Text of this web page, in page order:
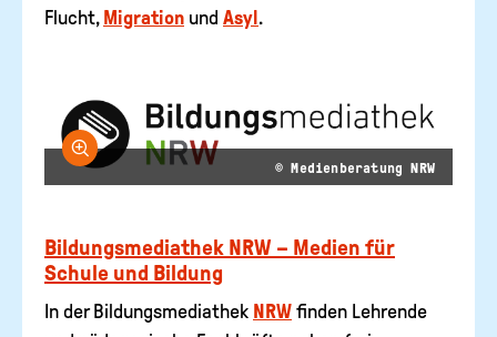
Flucht, Migration und Asyl .
Bild vergrößern
© Medienberatung NRW
Bildungsmediathek NRW – Medien für
Schule und Bildung
In der Bildungsmediathek NRW finden Lehrende